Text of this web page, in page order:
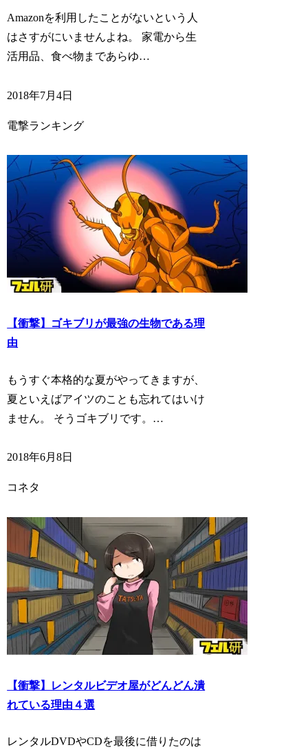
Amazonを利用したことがないという人
はさすがにいませんよね。 家電から生
活用品、食べ物まであらゆ…
2018年7月4日
電撃ランキング
【衝撃】ゴキブリが最強の生物である理
由
もうすぐ本格的な夏がやってきますが、
夏といえばアイツのことも忘れてはいけ
ません。 そうゴキブリです。…
2018年6月8日
コネタ
【衝撃】レンタルビデオ屋がどんどん潰
れている理由４選
レンタルDVDやCDを最後に借りたのは